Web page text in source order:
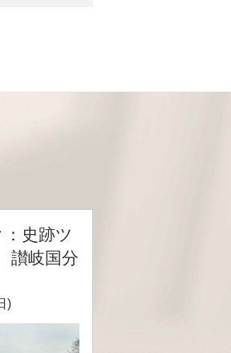
史跡ツ
讃岐国分
)